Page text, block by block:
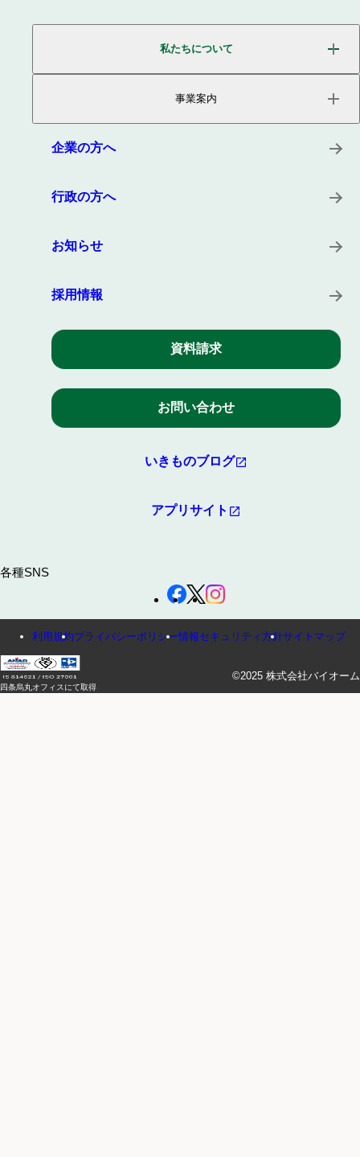
私たちについて
役員紹介
沿革
所在地
事業案内
プロダクト
企業の方へ
行政の方へ
お知らせ
採用情報
資料請求
お問い合わせ
いきものブログ
アプリサイト
各種SNS
利用規約プライバシーポリシー情報セキュリティ方針サイトマップ
四条烏丸オフィスにて取得
©2025 株式会社バイオーム